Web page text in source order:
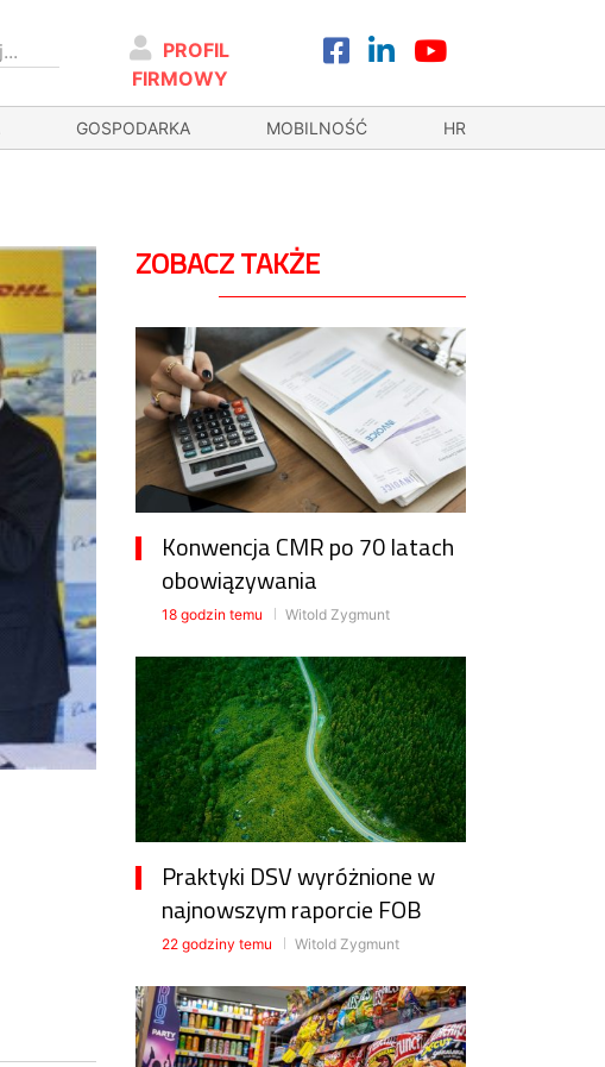
PROFIL
FIRMOWY
GOSPODARKA MOBILNOŚĆ HR
ZOBACZ TAKŻE
Konwencja CMR po 70 latach
obowiązywania
18 godzin temu Witold Zygmunt
Praktyki DSV wyróżnione w
najnowszym raporcie FOB
22 godziny temu Witold Zygmunt